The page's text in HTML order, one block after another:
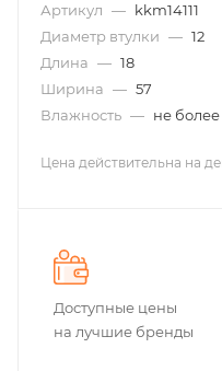
Артикул — kkm14111
Диаметр втулки — 12
Длина — 18
Ширина — 57
Влажность — не более
Цена действительна на
Доступные цены
на лучшие бренды